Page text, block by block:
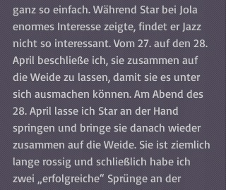
ganz so einfach. Während Star bei Jola
enormes Interesse zeigte, findet er Jazz
nicht so interessant. Vom 27. auf den 28.
April beschließe ich, sie zusammen auf
die Weide zu lassen, damit sie es unter
sich ausmachen können. Am Abend des
28. April lasse ich Star an der Hand
springen und bringe sie danach wieder
zusammen auf die Weide. Sie ist ziemlich
lange rossig und schließlich habe ich
zwei „erfolgreiche“ Sprünge an der